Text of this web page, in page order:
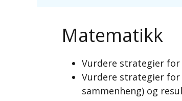
Matematikk
Vurdere strategier
Vurdere strategier
sammenheng) og